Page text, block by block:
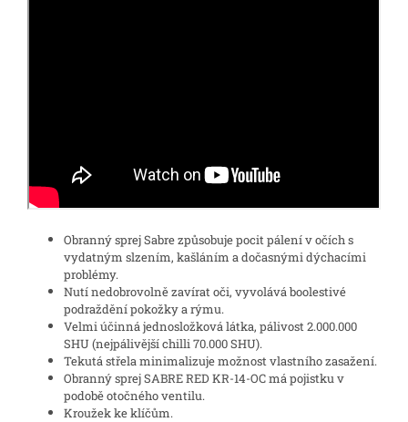
Obranný sprej Sabre způsobuje pocit pálení v očích s
vydatným slzením, kašláním a dočasnými dýchacími
problémy.
Nutí nedobrovolně zavírat oči, vyvolává boolestivé
podraždění pokožky a rýmu.
Velmi účinná jednosložková látka, pálivost 2.000.000
SHU (nejpálivější chilli 70.000 SHU).
Tekutá střela minimalizuje možnost vlastního zasažení.
Obranný sprej SABRE RED KR-14-OC má pojistku v
podobě otočného ventilu.
Kroužek ke klíčům.